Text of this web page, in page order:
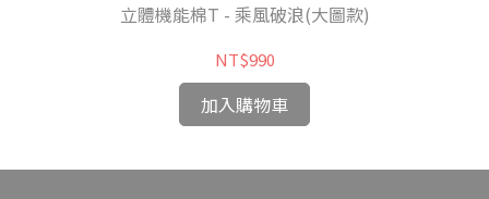
立體機能棉T - 乘風破浪(大圖款)
NT$990
加入購物車